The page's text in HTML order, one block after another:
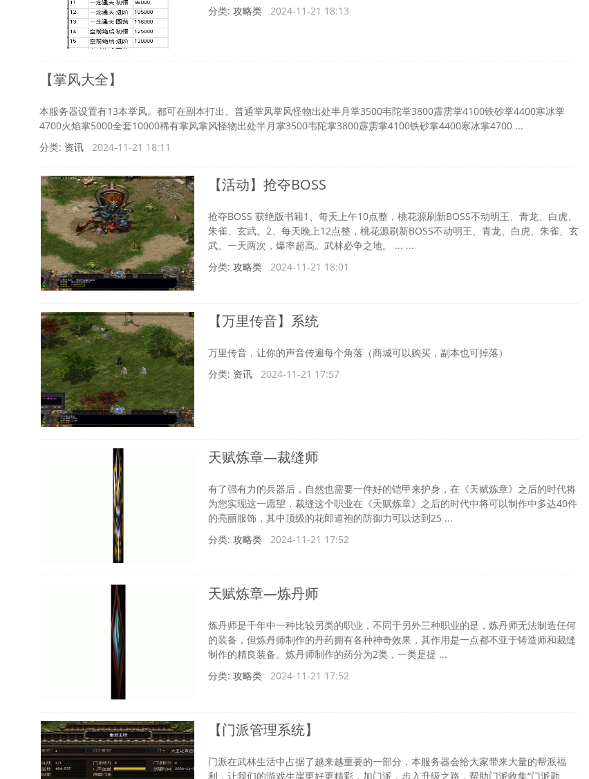
分类: 攻略类 2024-11-21 18:13
【掌风大全】
本服务器设置有13本掌风。都可在副本打出。普通掌风掌风怪物出处半月掌3500韦陀掌3800霹雳掌4100铁砂掌4400寒冰掌
4700火焰掌5000全套10000稀有掌风掌风怪物出处半月掌3500韦陀掌3800霹雳掌4100铁砂掌4400寒冰掌4700 ...
分类: 资讯 2024-11-21 18:11
【活动】抢夺BOSS
抢夺BOSS 获绝版书籍1、每天上午10点整，桃花源刷新BOSS不动明王、青龙、白虎、
朱雀、玄武。2、每天晚上12点整，桃花源刷新BOSS不动明王、青龙、白虎、朱雀、玄
武。一天两次，爆率超高。武林必争之地。 ... ...
分类: 攻略类 2024-11-21 18:01
【万里传音】系统
万里传音，让你的声音传遍每个角落（商城可以购买，副本也可掉落）
分类: 资讯 2024-11-21 17:57
天赋炼章—裁缝师
有了强有力的兵器后，自然也需要一件好的铠甲来护身，在《天赋炼章》之后的时代将
为您实现这一愿望，裁缝这个职业在《天赋炼章》之后的时代中将可以制作中多达40件
的亮丽服饰，其中顶级的花郎道袍的防御力可以达到25 ...
分类: 攻略类 2024-11-21 17:52
天赋炼章—炼丹师
炼丹师是千年中一种比较另类的职业，不同于另外三种职业的是，炼丹师无法制造任何
的装备，但炼丹师制作的丹药拥有各种神奇效果，其作用是一点都不亚于铸造师和裁缝
制作的精良装备。炼丹师制作的药分为2类，一类是提 ...
分类: 攻略类 2024-11-21 17:52
【门派管理系统】
门派在武林生活中占据了越来越重要的一部分，本服务器会给大家带来大量的帮派福
利，让我们的游戏生崖更好更精彩，加门派，步入升级之路，帮助门派收集“门派勋